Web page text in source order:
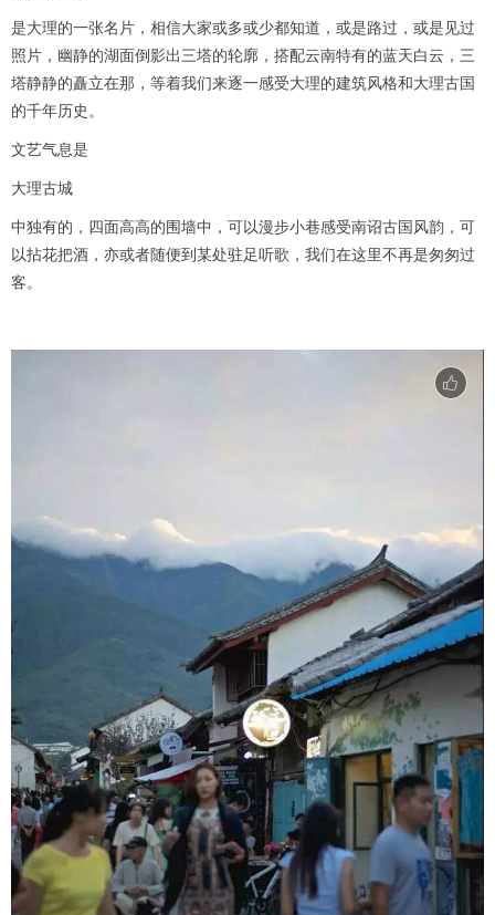
是大理的一张名片，相信大家或多或少都知道，或是路过，或是见过
照片，幽静的湖面倒影出三塔的轮廓，搭配云南特有的蓝天白云，三
塔静静的矗立在那，等着我们来逐一感受大理的建筑风格和大理古国
的千年历史。
文艺气息是
大理古城
中独有的，四面高高的围墙中，可以漫步小巷感受南诏古国风韵，可
以拈花把酒，亦或者随便到某处驻足听歌，我们在这里不再是匆匆过
客。